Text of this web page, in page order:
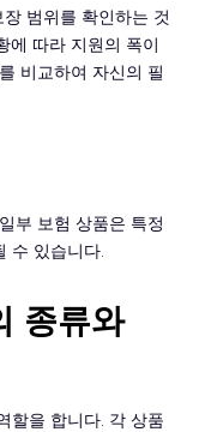
범위를 확인하는 것
에 따라 지원의 폭이
비교하여 자신의 필
부 보험 상품은 특정
수 있습니다.
종류와
할을 합니다. 각 상품